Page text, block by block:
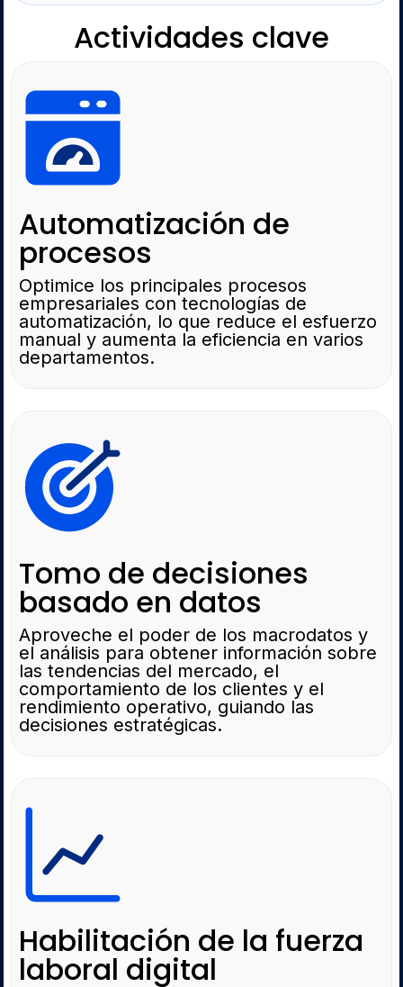
Actividades clave
Automatización de
procesos
Optimice los principales procesos
empresariales con tecnologías de
automatización, lo que reduce el esfuerzo
manual y aumenta la eficiencia en varios
departamentos.
Tomo de decisiones
basado en datos
Aproveche el poder de los macrodatos y
el análisis para obtener información sobre
las tendencias del mercado, el
comportamiento de los clientes y el
rendimiento operativo, guiando las
decisiones estratégicas.
Habilitación de la fuerza
laboral digital